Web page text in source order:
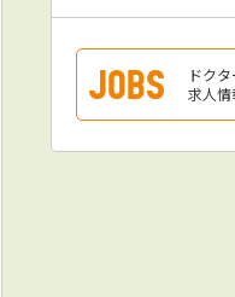
ドク
求人